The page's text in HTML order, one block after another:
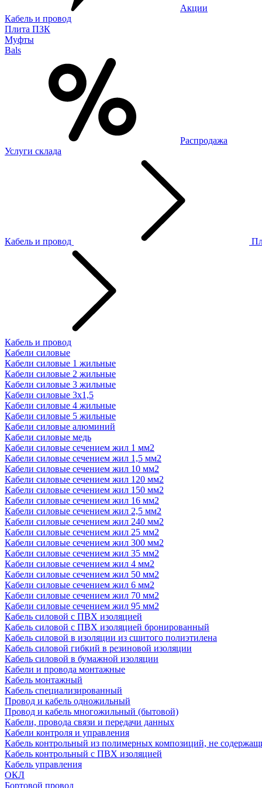
Акции
Кабель и провод
Плита ПЗК
Муфты
Bals
Распродажа
Услуги склада
Кабель и провод
Кабель и провод
Кабели силовые
Кабели силовые 1 жильные
Кабели силовые 2 жильные
Кабели силовые 3 жильные
Кабели силовые 3х1,5
Кабели силовые 4 жильные
Кабели силовые 5 жильные
Кабели силовые алюминий
Кабели силовые медь
Кабели силовые сечением жил 1 мм2
Кабели силовые сечением жил 1,5 мм2
Кабели силовые сечением жил 10 мм2
Кабели силовые сечением жил 120 мм2
Кабели силовые сечением жил 150 мм2
Кабели силовые сечением жил 16 мм2
Кабели силовые сечением жил 2,5 мм2
Кабели силовые сечением жил 240 мм2
Кабели силовые сечением жил 25 мм2
Кабели силовые сечением жил 300 мм2
Кабели силовые сечением жил 35 мм2
Кабели силовые сечением жил 4 мм2
Кабели силовые сечением жил 50 мм2
Кабели силовые сечением жил 6 мм2
Кабели силовые сечением жил 70 мм2
Кабели силовые сечением жил 95 мм2
Кабель силовой с ПВХ изоляцией
Кабель силовой с ПВХ изоляцией бронированный
Кабель силовой в изоляции из сшитого полиэтилена
Кабель силовой гибкий в резиновой изоляции
Кабель силовой в бумажной изоляции
Кабели и провода монтажные
Кабель монтажный
Кабель специализированный
Провод и кабель одножильный
Провод и кабель многожильный (бытовой)
Кабели, провода связи и передачи данных
Кабели контроля и управления
Кабель контрольный из полимерных композиций, не
Кабель контрольный с ПВХ изоляцией
Кабель управления
ОКЛ
Бортовой провод